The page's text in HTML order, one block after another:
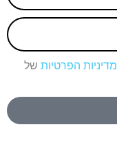
מדיניות הפרטיות של